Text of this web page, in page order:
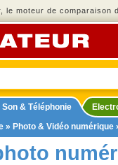
le moteur de comparaison
Son & Téléphonie
» Photo & Vidéo numérique